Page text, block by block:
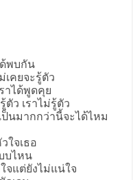
ด้พบกัน
เคยจะรู้ตัว
าได้พูดคุย
ว เราไม่รู้ตัว
นมากกว่านี้จะได้ไหม
ใจเธอ
บไหน
จแต่ยังไม่แน่ใจ